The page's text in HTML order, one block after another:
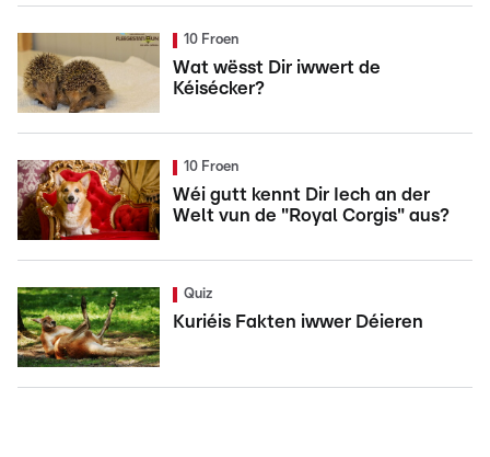
10 Froen
Wat wësst Dir iwwert de
Kéisécker?
10 Froen
Wéi gutt kennt Dir Iech an der
Welt vun de "Royal Corgis" aus?
Quiz
Kuriéis Fakten iwwer Déieren